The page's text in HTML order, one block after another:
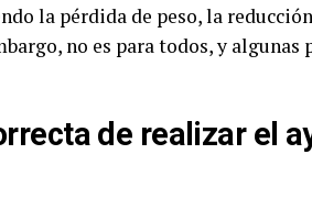
la pérdida de peso, la
no es para todos, y algunas
de realizar el